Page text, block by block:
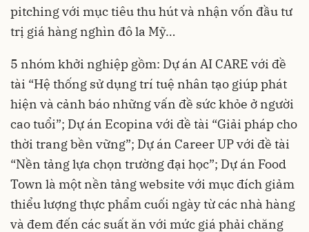
pitching với mục tiêu thu hút và nhận vốn đầu tư
trị giá hàng nghìn đô la Mỹ…
5 nhóm khởi nghiệp gồm: Dự án AI CARE với đề
tài “Hệ thống sử dụng trí tuệ nhân tạo giúp phát
hiện và cảnh báo những vấn đề sức khỏe ở người
cao tuổi”; Dự án Ecopina với đề tài “Giải pháp cho
thời trang bền vững”; Dự án Career UP với đề tài
“Nền tảng lựa chọn trường đại học”; Dự án Food
Town là một nền tảng website với mục đích giảm
thiểu lượng thực phẩm cuối ngày từ các nhà hàng
và đem đến các suất ăn với mức giá phải chăng